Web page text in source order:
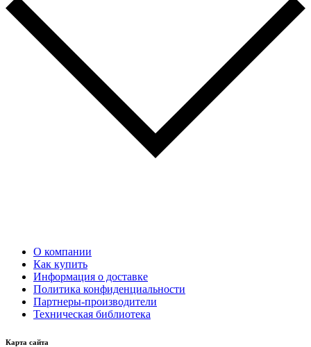
О компании
Как купить
Информация о доставке
Политика конфиденциальности
Партнеры-производители
Техническая библиотека
Карта сайта